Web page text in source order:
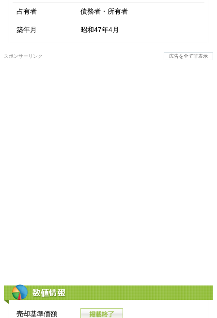
占有者 債務者・所有者
築年月 昭和47年4月
スポンサーリンク 広告を全て非表示
数値情報
売却基準価額